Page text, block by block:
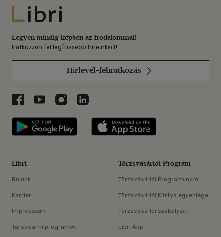
Libri
Legyen mindig képben az irodalommal!
Iratkozzon fel legfrissebb híreinkért!
Hírlevél-feliratkozás
Libri a Facebookon
Libri a Youtube-on
Libri az Instagramon
Libri a LinkedInen
Libri applikáció Szerezd meg: Google
Libri
Rólunk
Karrier
Impresszum
Társadalmi programok
Törzsvásárlói Program
Törzsvásárlói Programunkról
Törzsvásárlói Kártya egyenlege
Törzsvásárlói szabályzat
Libri App